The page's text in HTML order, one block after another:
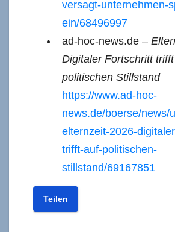
versagt-unternehmen-
ein/68496997
ad-hoc-news.de –
Digitaler Fortschritt
politischen Stillstand
https://www.ad-hoc-
news.de/boerse/news/
elternzeit-2026-
trifft-auf-politischen-
stillstand/69167851
Teilen